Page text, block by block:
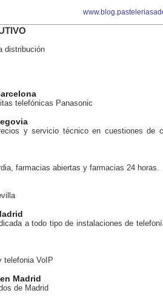
distribución
telefónicas Panasonic
y servicio técnico en cuestiones de
farmacias abiertas y farmacias 24 horas.
a todo tipo de instalaciones de
telefonia VoIP
Madrid
de Madrid